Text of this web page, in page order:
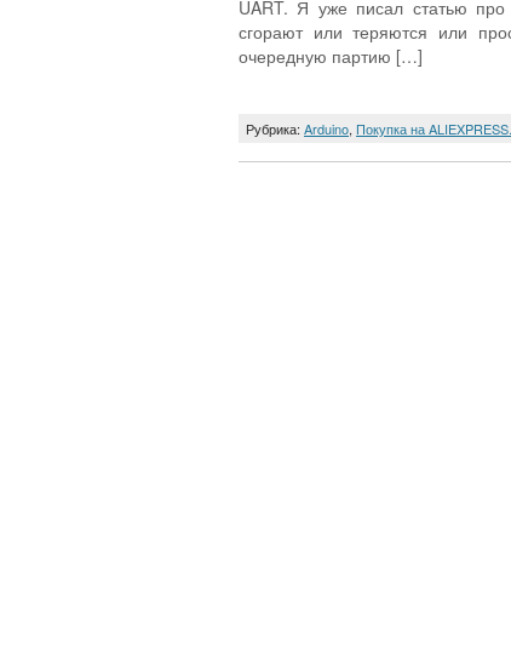
UART. Я уже писал статью
сгорают или теряются или
очередную партию […]
Рубрика: Arduino, Покупка на